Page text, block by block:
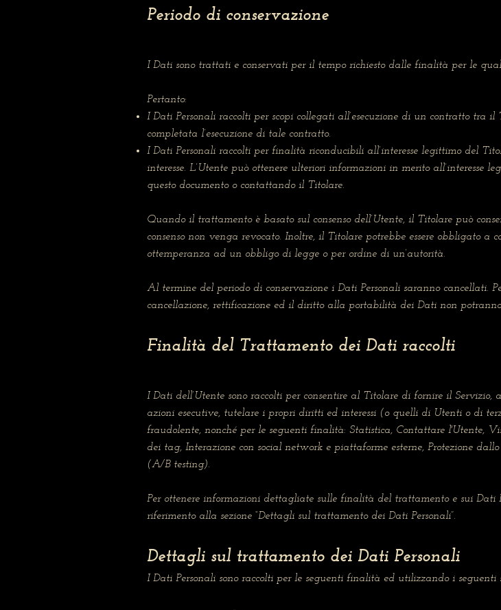
Periodo di conservazione
I Dati sono trattati e conservati per il tempo richiesto dalle finalità per le
Pertanto:
I Dati Personali raccolti per scopi collegati all’esecuzione di un contratto tra
completata l’esecuzione di tale contratto.
I Dati Personali raccolti per finalità riconducibili all’interesse legittimo del
interesse. L’Utente può ottenere ulteriori informazioni in merito all’interesse
questo documento o contattando il Titolare.
Quando il trattamento è basato sul consenso dell’Utente, il Titolare può
consenso non venga revocato. Inoltre, il Titolare potrebbe essere obbligato
ottemperanza ad un obbligo di legge o per ordine di un’autorità.
Al termine del periodo di conservazione i Dati Personali saranno cancellati.
cancellazione, rettificazione ed il diritto alla portabilità dei Dati non potranno
Finalità del Trattamento dei Dati raccolti
I Dati dell’Utente sono raccolti per consentire al Titolare di fornire il
azioni esecutive, tutelare i propri diritti ed interessi (o quelli di Utenti o di
fraudolente, nonché per le seguenti finalità: Statistica, Contattare l'Utente,
dei tag, Interazione con social network e piattaforme esterne, Protezione
(A/B testing).
Per ottenere informazioni dettagliate sulle finalità del trattamento e sui
riferimento alla sezione “Dettagli sul trattamento dei Dati Personali”.
Dettagli sul trattamento dei Dati Personali
I Dati Personali sono raccolti per le seguenti finalità ed utilizzando i seguenti